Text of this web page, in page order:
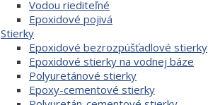
Vodou riediteľné
Epoxidové pojivá
Stierky
Epoxidové bezrozpúšťadlové stierky
Epoxidové stierky na vodnej báze
Polyuretánové stierky
Epoxy-cementové stierky